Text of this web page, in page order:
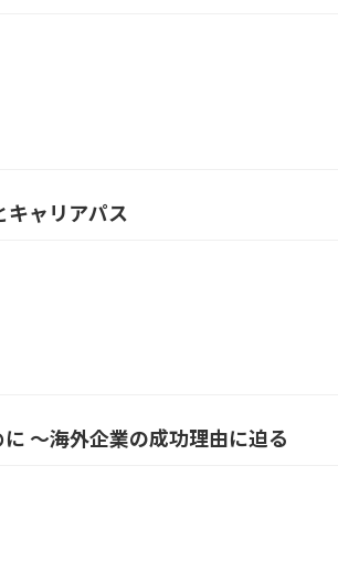
キャリアパス
～海外企業の成功理由に迫る